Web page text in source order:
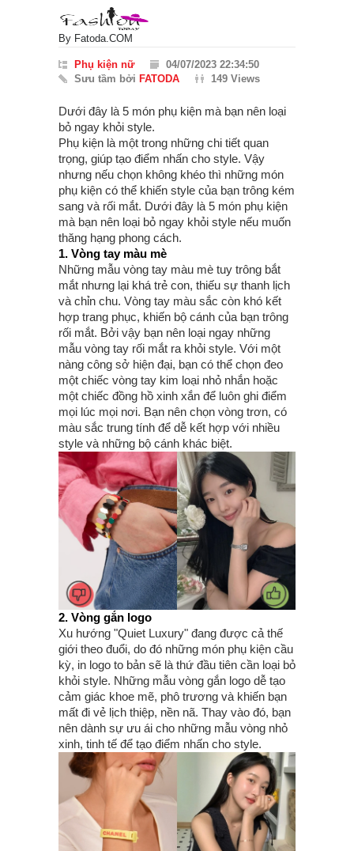
By Fatoda.COM
Phụ kiện nữ
04/07/2023 22:34:50
Sưu tầm bởi FATODA 149 Views
Dưới đây là 5 món phụ kiện mà bạn nên loại
bỏ ngay khỏi style.
Phụ kiện là một trong những chi tiết quan
trọng, giúp tạo điểm nhấn cho style. Vậy
nhưng nếu chọn không khéo thì những món
phụ kiện có thể khiến style của bạn trông kém
sang và rối mắt. Dưới đây là 5 món phụ kiện
mà bạn nên loại bỏ ngay khỏi style nếu muốn
thăng hạng phong cách.
1. Vòng tay màu mè
Những mẫu vòng tay màu mè tuy trông bắt
mắt nhưng lại khá trẻ con, thiếu sự thanh lịch
và chỉn chu. Vòng tay màu sắc còn khó kết
hợp trang phục, khiến bộ cánh của bạn trông
rối mắt. Bởi vậy bạn nên loại ngay những
mẫu vòng tay rối mắt ra khỏi style. Với một
nàng công sở hiện đại, bạn có thể chọn đeo
một chiếc vòng tay kim loại nhỏ nhắn hoặc
một chiếc đồng hồ xinh xắn để luôn ghi điểm
mọi lúc mọi nơi. Bạn nên chọn vòng trơn, có
màu sắc trung tính để dễ kết hợp với nhiều
style và những bộ cánh khác biệt.
2. Vòng gắn logo
Xu hướng "Quiet Luxury" đang được cả thế
giới theo đuổi, do đó những món phụ kiện cầu
kỳ, in logo to bản sẽ là thứ đầu tiên cần loại bỏ
khỏi style. Những mẫu vòng gắn logo dễ tạo
cảm giác khoe mẽ, phô trương và khiến bạn
mất đi vẻ lịch thiệp, nền nã. Thay vào đó, bạn
nên dành sự ưu ái cho những mẫu vòng nhỏ
xinh, tinh tế để tạo điểm nhấn cho style.